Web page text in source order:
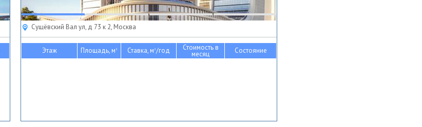
Сущёвский Вал ул, д 73 к 2, Москва
Этаж Площадь, м2 Ставка, м2/год Стоимость в
месяц Состояние